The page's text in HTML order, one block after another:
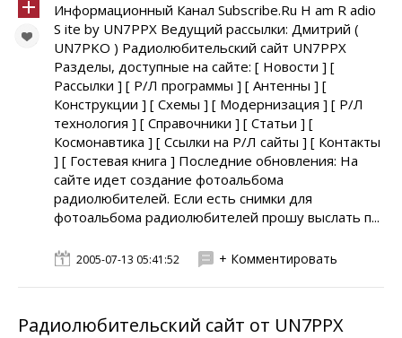
Информационный Канал Subscribe.Ru H am R adio
S ite by UN7PPX Ведущий рассылки: Дмитрий (
UN7PKO ) Радиолюбительский сайт UN7PPX
Разделы, доступные на сайте: [ Новости ] [
Рассылки ] [ Р/Л программы ] [ Антенны ] [
Конструкции ] [ Схемы ] [ Модернизация ] [ Р/Л
технология ] [ Справочники ] [ Статьи ] [
Космонавтика ] [ Ссылки на Р/Л сайты ] [ Контакты
] [ Гостевая книга ] Последние обновления: На
сайте идет создание фотоальбома
радиолюбителей. Если есть снимки для
фотоальбома радиолюбителей прошу выслать п...
2005-07-13 05:41:52 + Комментировать
Радиолюбительский сайт от UN7PPX